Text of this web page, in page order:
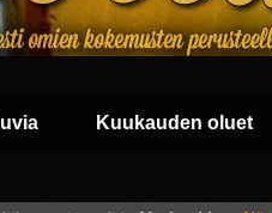
Kuukauden oluet